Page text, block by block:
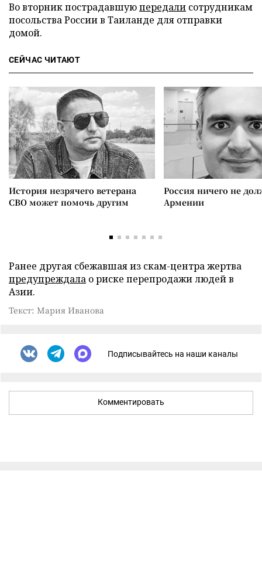
Во вторник пострадавшуюпередали сотрудникам
посольства России в Таиланде для отправки
домой.
СЕЙЧАС ЧИТАЮТ
История незрячего ветерана
СВО может помочь другим
Россия ничего не
Армении
Ранее другая сбежавшая из скам-центра жертва
предупреждала о риске перепродажи людей в
Азии.
Текст: Мария Иванова
Подписывайтесь на наши каналы
Комментировать